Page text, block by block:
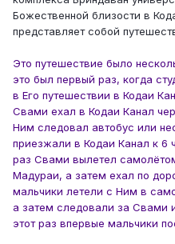
Божественной близости в
представляет собой
Это путешествие было
это был первый раз, когда
в Его путешествии в Кодаи
Свами ехал в Кодаи Канал
Ним следовал автобус или
приезжали в Кодаи Канал к 6
раз Свами вылетел
Мадураи, а затем ехал по
мальчики летели с Ним в
а затем следовали за Свами
этот раз впервые мальчики